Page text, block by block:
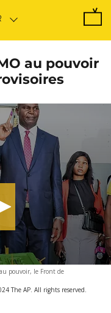
au pouvoir
pouvoir, le Front de
The AP. All rights reserved.